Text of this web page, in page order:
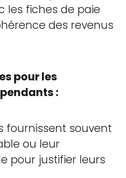
les fiches de paie
des revenus
pour les
:
fournissent souvent
ou leur
pour justifier leurs